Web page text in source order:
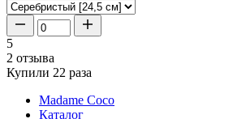
5
2 отзыва
Купили 22 раза
Madame Coco
Каталог